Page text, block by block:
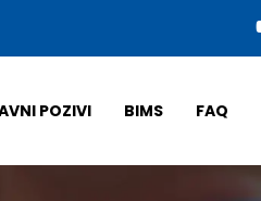
POZIVI BIMS FAQ